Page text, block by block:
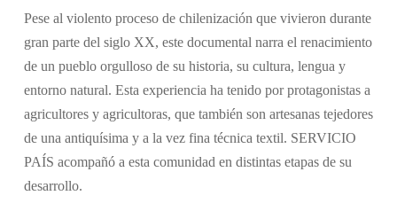
Pese al violento proceso de chilenización que vivieron durante
gran parte del siglo XX, este documental narra el renacimiento
de un pueblo orgulloso de su historia, su cultura, lengua y
entorno natural. Esta experiencia ha tenido por protagonistas a
agricultores y agricultoras, que también son artesanas tejedores
de una antiquísima y a la vez fina técnica textil. SERVICIO
PAÍS acompañó a esta comunidad en distintas etapas de su
desarrollo.